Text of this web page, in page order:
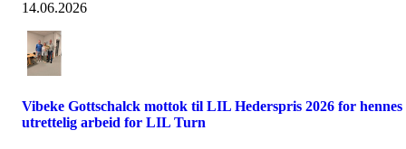
14.06.2026
Vibeke Gottschalck mottok til LIL Hederspris 2026 for hennes
utrettelig arbeid for LIL Turn